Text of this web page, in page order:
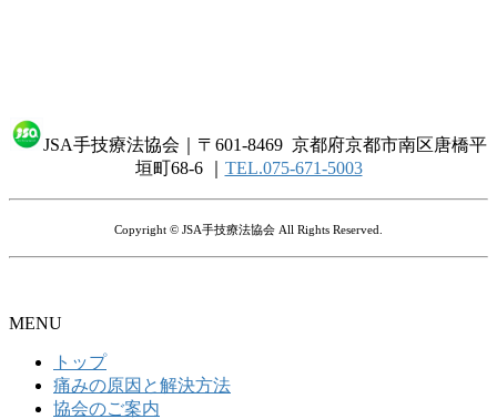
JSA手技療法協会｜〒601-8469 京都府京都市南区唐橋平
垣町68-6 ｜ TEL.075-671-5003
Copyright © JSA手技療法協会 All Rights Reserved.
MENU
トップ
痛みの原因と解決方法
協会のご案内